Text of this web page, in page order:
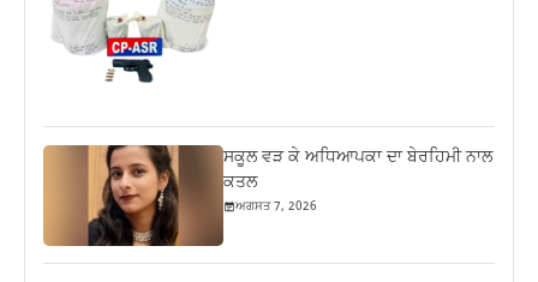
ਸਕੂਲ ਵੜ ਕੇ ਅਧਿਆਪਕਾ ਦਾ ਬੇਰਹਿਮੀ ਨਾਲ
ਕਤਲ
ਅਗਸਤ 7, 2026